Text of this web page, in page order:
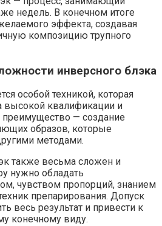
недель. В конечном итоге
эффекта, создавая
композицию трупного
инверсного блэка
особой техникой, которая
высокой квалификации и
— создание
образов, которые
методами.
также весьма сложен и
нужно обладать
чувством пропорций, знанием
препарирования. Допуск
весь результат и привести к
конечному виду.